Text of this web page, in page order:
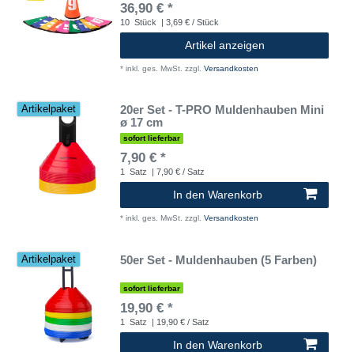
36,90 € *
10 Stück | 3,69 € / Stück
Artikel anzeigen
* inkl. ges. MwSt. zzgl. Versandkosten
Artikelpaket
20er Set - T-PRO Muldenhauben Mini
ø 17 cm
sofort lieferbar
7,90 € *
1 Satz | 7,90 € / Satz
In den Warenkorb
* inkl. ges. MwSt. zzgl. Versandkosten
Artikelpaket 50er Set - Muldenhauben (5 Farben)
sofort lieferbar
19,90 € *
1 Satz | 19,90 € / Satz
In den Warenkorb